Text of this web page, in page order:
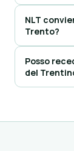
NLT
Trento?
Posso
del